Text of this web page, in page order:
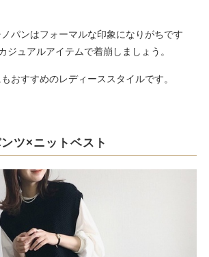
パンはフォーマルな印象になりがちです
ジュアルアイテムで着崩しましょう。
おすすめのレディーススタイルです。
ツ×ニットベスト